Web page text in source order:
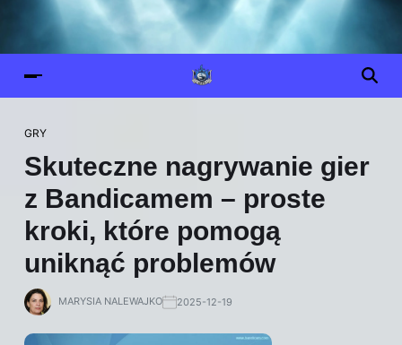
GRY
Skuteczne nagrywanie gier
z Bandicamem – proste
kroki, które pomogą
uniknąć problemów
MARYSIA NALEWAJKO 2025-12-19